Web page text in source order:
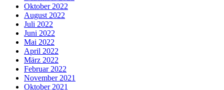
Oktober 2022
August 2022
Juli 2022
Juni 2022
Mai 2022
April 2022
März 2022
Februar 2022
November 2021
Oktober 2021